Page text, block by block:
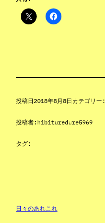
投稿日2018年8月8日 カテゴリー:
投稿者: hibituredure5969
タグ:
日々のあれこれ